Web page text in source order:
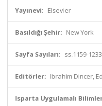
Yayınevi: Elsevier
Basıldığı Şehir: New York
Sayfa Sayıları: ss.1159-1233
Editörler: Ibrahim Dincer,
Isparta Uygulamalı